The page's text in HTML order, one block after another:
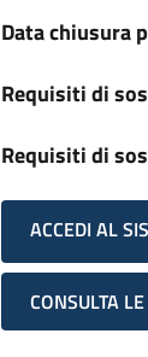
Data chiusura
Requisiti di
Requisiti di
ACCEDI AL
CONSULTA